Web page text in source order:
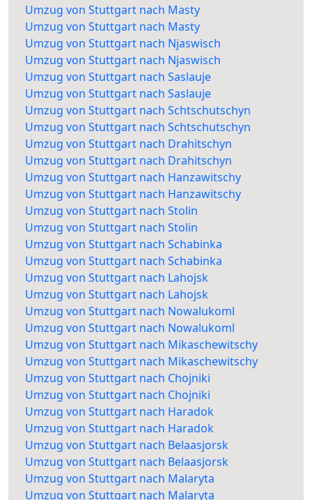
Umzug von Stuttgart nach Masty
Umzug von Stuttgart nach Masty
Umzug von Stuttgart nach Njaswisch
Umzug von Stuttgart nach Njaswisch
Umzug von Stuttgart nach Saslauje
Umzug von Stuttgart nach Saslauje
Umzug von Stuttgart nach Schtschutschyn
Umzug von Stuttgart nach Schtschutschyn
Umzug von Stuttgart nach Drahitschyn
Umzug von Stuttgart nach Drahitschyn
Umzug von Stuttgart nach Hanzawitschy
Umzug von Stuttgart nach Hanzawitschy
Umzug von Stuttgart nach Stolin
Umzug von Stuttgart nach Stolin
Umzug von Stuttgart nach Schabinka
Umzug von Stuttgart nach Schabinka
Umzug von Stuttgart nach Lahojsk
Umzug von Stuttgart nach Lahojsk
Umzug von Stuttgart nach Nowalukoml
Umzug von Stuttgart nach Nowalukoml
Umzug von Stuttgart nach Mikaschewitschy
Umzug von Stuttgart nach Mikaschewitschy
Umzug von Stuttgart nach Chojniki
Umzug von Stuttgart nach Chojniki
Umzug von Stuttgart nach Haradok
Umzug von Stuttgart nach Haradok
Umzug von Stuttgart nach Belaasjorsk
Umzug von Stuttgart nach Belaasjorsk
Umzug von Stuttgart nach Malaryta
Umzug von Stuttgart nach Malaryta